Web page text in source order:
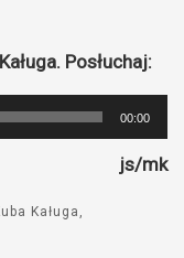
Posłuchaj:
00:00
js/mk
Kaługa